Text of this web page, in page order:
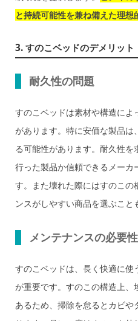
と持続可能性を兼ね備えた理想
3. すのこベッドのデメリット
耐久性の問題
すのこベッドは素材や構造によ
があります。特に安価な製品
る可能性があります。耐久性
行った製品か信頼できるメー
す。また壊れた際にはすのこ
ンスがしやすい商品を選ぶこと
メンテナンスの必要性
すのこベッドは、長く快適に使
が重要です。すのこの構造上
あるため、掃除を怠るとカビ